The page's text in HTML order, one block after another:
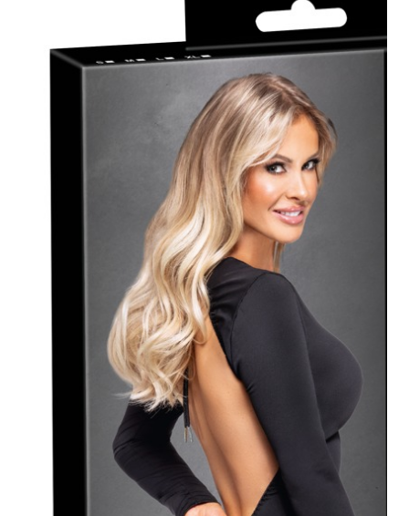
Pakketten